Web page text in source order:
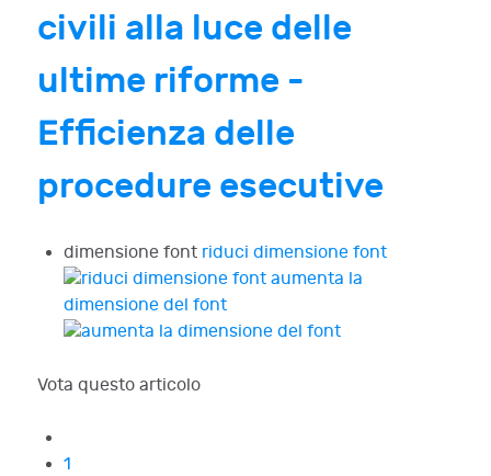
civili alla luce delle
ultime riforme -
Efficienza delle
procedure esecutive
dimensione font riduci dimensione font
aumenta la
dimensione del font
Vota questo articolo
1